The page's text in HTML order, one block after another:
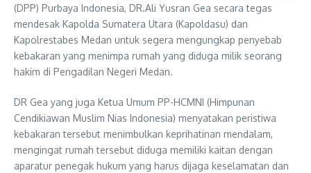
(DPP) Purbaya Indonesia, DR.Ali Yusran Gea secara tegas
mendesak Kapolda Sumatera Utara (Kapoldasu) dan
Kapolrestabes Medan untuk segera mengungkap penyebab
kebakaran yang menimpa rumah yang diduga milik seorang
hakim di Pengadilan Negeri Medan.
DR Gea yang juga Ketua Umum PP-HCMNI (Himpunan
Cendikiawan Muslim Nias Indonesia) menyatakan peristiwa
kebakaran tersebut menimbulkan keprihatinan mendalam,
mengingat rumah tersebut diduga memiliki kaitan dengan
aparatur penegak hukum yang harus dijaga keselamatan dan